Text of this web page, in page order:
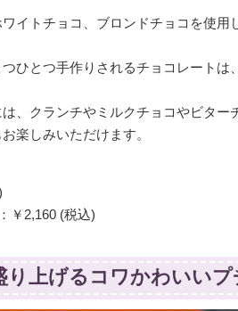
イトチョコ、ブロンドチョコを使
ひとつ手作りされるチョコレート
、クランチやミルクチョコやビタ
楽しみいただけます。
￥2,160 (税込)
上げるコワかわいいプ